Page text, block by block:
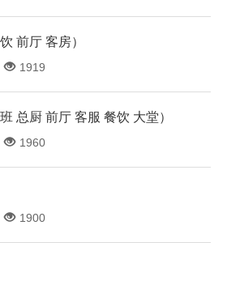
前厅 客房）
1919
总厨 前厅 客服 餐饮 大堂）
1960
1900